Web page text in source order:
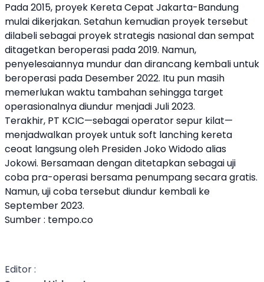
Pada 2015, proyek Kereta Cepat Jakarta-Bandung
mulai dikerjakan. Setahun kemudian proyek tersebut
dilabeli sebagai proyek strategis nasional dan sempat
ditagetkan beroperasi pada 2019. Namun,
penyelesaiannya mundur dan dirancang kembali untuk
beroperasi pada Desember 2022. Itu pun masih
memerlukan waktu tambahan sehingga target
operasionalnya diundur menjadi Juli 2023.
Terakhir, PT KCIC—sebagai operator sepur kilat—
menjadwalkan proyek untuk soft lanching kereta
ceoat langsung oleh Presiden Joko Widodo alias
Jokowi. Bersamaan dengan ditetapkan sebagai uji
coba pra-operasi bersama penumpang secara gratis.
Namun, uji coba tersebut diundur kembali ke
September 2023.
Sumber : tempo.co
Editor :